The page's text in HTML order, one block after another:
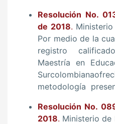
Resolución No.
de 2018.
Por medio de la
registro
Maestría en
metodología
Resolución No.
2018. Ministerio de